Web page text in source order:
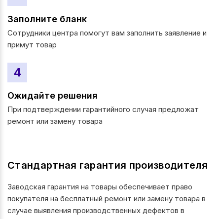
Заполните бланк
Сотрудники центра помогут вам заполнить заявление и
примут товар
4
Ожидайте решения
При подтверждении гарантийного случая предложат
ремонт или замену товара
Стандартная гарантия производителя
Заводская гарантия на товары обеспечивает право
покупателя на бесплатный ремонт или замену товара в
случае выявления производственных дефектов в